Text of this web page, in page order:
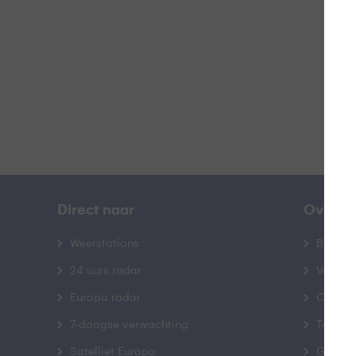
Direct naar
Weerstations
24 uurs radar
Europa radar
7-daagse verwachting
Satelliet Europa
Over
Contact